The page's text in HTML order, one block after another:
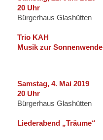
20 Uhr
Bürgerhaus Glashütten
Trio KAH
Musik zur Sonnenwende
Samstag, 4. Mai 2019
20 Uhr
Bürgerhaus Glashütten
Liederabend „Träume“